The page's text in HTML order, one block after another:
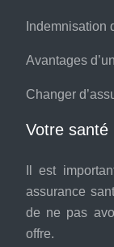
Indemnisation
Avantages
Changer
Votre santé
Il est
assurance
de ne pas
offre.